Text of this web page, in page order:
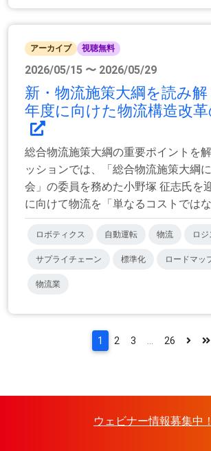
アーカイブ 視聴無料
2026/05/15 〜 2026/05/29
新・物流施策大綱を読み解
年度に向けた物流構造改
総合物流施策大綱の重要ポイントを
ッションでは、「総合物流施策大綱
会」の委員を務めた小野塚 征志氏を
に向けて物流を「単なるコストでは
ロボティクス 自動運転 物流 ロ
サプライチェーン 標準化 ロードマッ
物流業
1 2 3 26
ウェビナー情報募集中！